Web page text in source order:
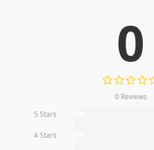
0
0 Reviews
5 Stars
4 Stars